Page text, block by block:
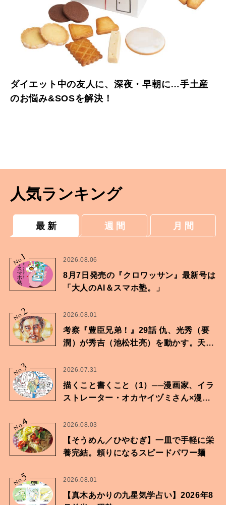
ダイエット中の友人に、深夜・早朝に…手土産
のお悩み&SOSを解決！
人気ランキング
最 新 週 間 月 間
No.
1 2026.08.06
8月7日発売の『クロワッサン』最新号は
「大人のAI＆スマホ塾。」
No.2 2026.08.01
考察『豊臣兄弟！』29話 仇、光秀（要
潤）が秀吉（池松壮亮）を動かす。天下
No.
3 2026.07.31
描くこと書くこと（1）──漫画家、イラ
ストレーター・オカヤイヅミさん×漫画
No.
4 2026.08.03
【そうめん／ひやむぎ】一皿で手軽に栄
養完結。頼りになるスピードパワー麺
No.
5 2026.08.01
【真木あかりの九星気学占い】2026年8